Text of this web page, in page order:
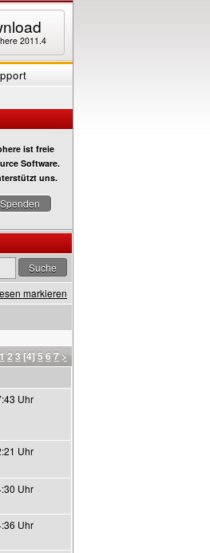
2011.4
ist freie
Software.
uns.
Spenden
markieren
1 23 [4] 5 6 7 >
Uhr
Uhr
Uhr
Uhr